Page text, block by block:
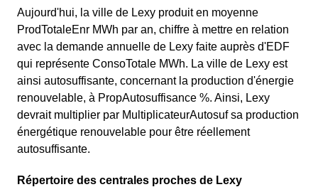
Aujourd'hui, la ville de Lexy produit en moyenne
ProdTotaleEnr MWh par an, chiffre à mettre en relation
avec la demande annuelle de Lexy faite auprès d'EDF
qui représente ConsoTotale MWh. La ville de Lexy est
ainsi autosuffisante, concernant la production d'énergie
renouvelable, à PropAutosuffisance %. Ainsi, Lexy
devrait multiplier par MultiplicateurAutosuf sa production
énergétique renouvelable pour être réellement
autosuffisante.
Répertoire des centrales proches de Lexy